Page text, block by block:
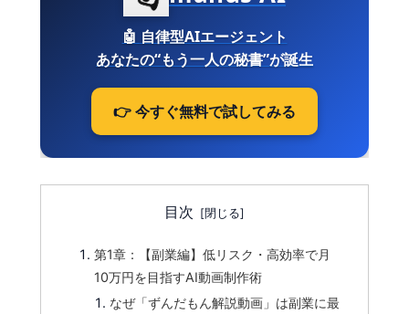
🤖 自律型AIエージェント
あなたの“もう一人の秘書”が誕生
👉 今すぐ無料で試してみる
目次
第1章：【副業編】低リスク・高効率で月
10万円を目指すAI動画制作術
なぜ「ずんだもん解説動画」は副業に最